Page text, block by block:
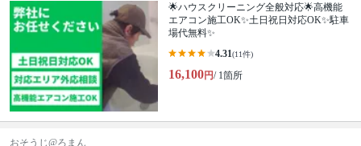
🌟ハウスクリーニング全般対応🌟高機能
エアコン施工OK✨土日祝日対応OK✨駐車
場代無料✨
4.31(11件)
16,100円/ 1箇所
おそうじ@ろまん